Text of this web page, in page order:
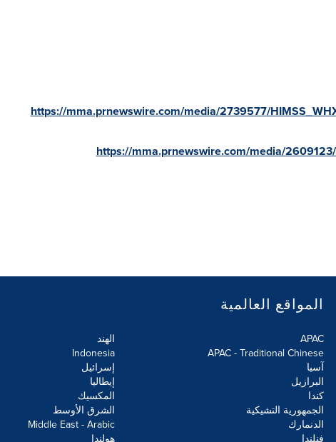
https://mma.prnewswire.com/media/2739577/
https://mma.prnewswire.com/media/
المواقع العالمية
APAC
APAC - Traditional Chinese
آسيا
البرازيل
كندا
الجمهورية التشيكية
الدنمارك
فنلندا
الهند
Indonesia
إسرائيل
إيطاليا
المكسيك
الشرق الأوسط
Middle East - Arabic
هولندا